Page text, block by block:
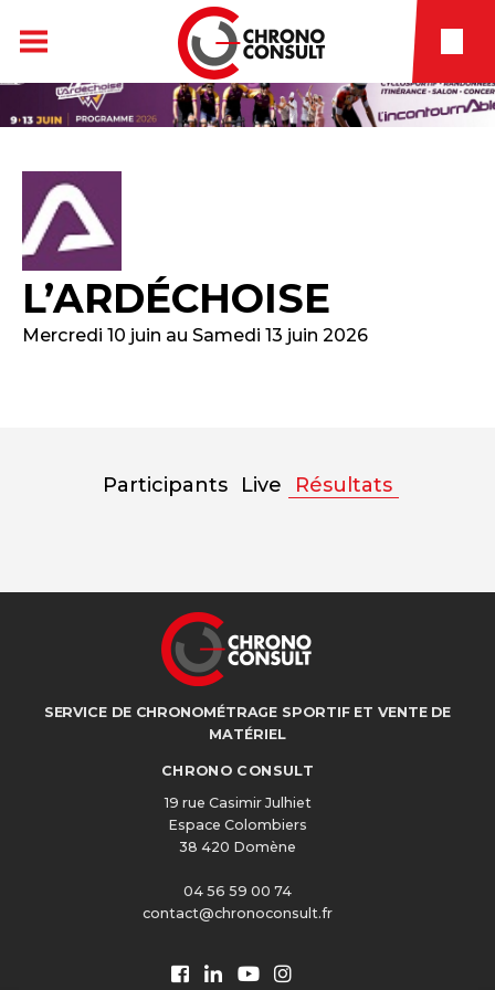
L’ARDÉCHOISE
Mercredi 10 juin au Samedi 13 juin 2026
Participants Live Résultats
SERVICE DE CHRONOMÉTRAGE SPORTIF ET VENTE DE
MATÉRIEL
CHRONO CONSULT
19 rue Casimir Julhiet
Espace Colombiers
38 420 Domène
04 56 59 00 74
contact@chronoconsult.fr